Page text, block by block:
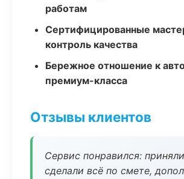
работам
Сертифицированные
контроль качества
Бережное отношение к
премиум-класса
Отзывы клиентов
Сервис понравился:
сделали всё по смете,